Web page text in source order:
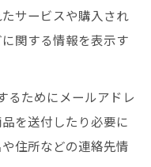
サービスや購入され
関する情報を表示す
るためにメールアドレ
を送付したり必要に
住所などの連絡先情